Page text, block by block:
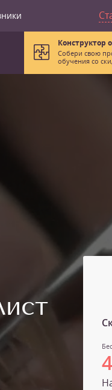
Конструктор
Собери свою
обучения со